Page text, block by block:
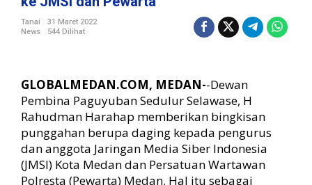
g
e
J
M
S
d
a
Tanai
31 Maret 2022
News
544 Dilihat
GLOBALMEDAN.COM, MEDAN--Dewan
Pembina Paguyuban Sedulur Selawase, H
Rahudman Harahap memberikan bingkisan
punggahan berupa daging kepada pengurus
dan anggota Jaringan Media Siber Indonesia
(JMSI) Kota Medan dan Persatuan Wartawan
Polresta (Pewarta) Medan. Hal itu sebagai